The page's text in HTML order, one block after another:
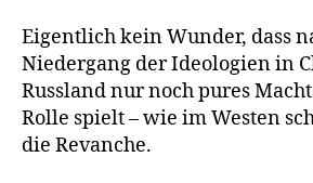
Eigentlich kein Wunder, dass
Niedergang der Ideologien in
Russland nur noch pures
Rolle spielt – wie im Westen
die Revanche.